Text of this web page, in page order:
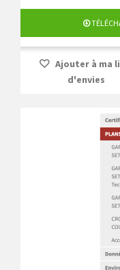
Ajouter à ma
d'envies